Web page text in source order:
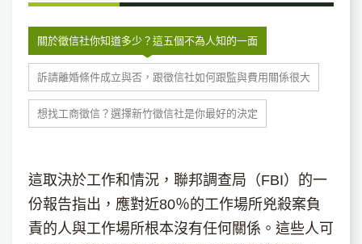
關於徵信社你知道多少？這五個不為人知的一面
訴請離婚條件成立與否，跟徵信社如何跟監與費用關係很大
想找工商徵信？選擇新竹徵信社是你最好的決定
這取決於工作和情況，聯邦調查局（FBI）的一
份報告指出，應對近80％的工作場所兇殺案負
責的人與工作場所根本沒有任何關係。這些人可